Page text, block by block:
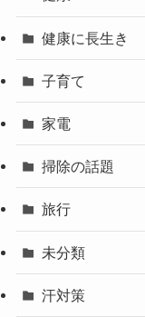
健康に長生き
子育て
家電
掃除の話題
旅行
未分類
汗対策